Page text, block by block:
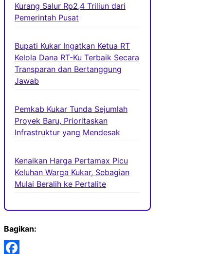
Kurang Salur Rp2,4 Triliun dari
Pemerintah Pusat
Bupati Kukar Ingatkan Ketua RT
Kelola Dana RT-Ku Terbaik Secara
Transparan dan Bertanggung
Jawab
Pemkab Kukar Tunda Sejumlah
Proyek Baru, Prioritaskan
Infrastruktur yang Mendesak
Kenaikan Harga Pertamax Picu
Keluhan Warga Kukar, Sebagian
Mulai Beralih ke Pertalite
Bagikan: